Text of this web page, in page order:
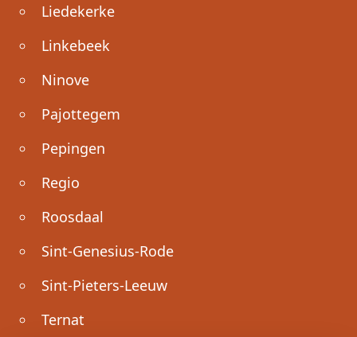
Liedekerke
Linkebeek
Ninove
Pajottegem
Pepingen
Regio
Roosdaal
Sint-Genesius-Rode
Sint-Pieters-Leeuw
Ternat